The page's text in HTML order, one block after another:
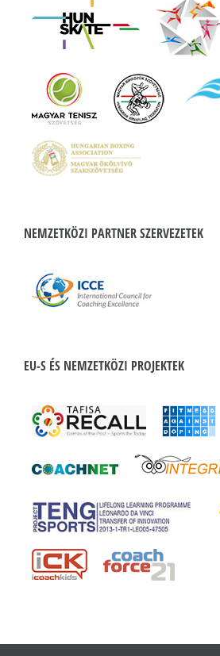
NEMZETKÖZI PARTNER SZERVEZETEK
EU-S ÉS NEMZETKÖZI PROJEKTEK